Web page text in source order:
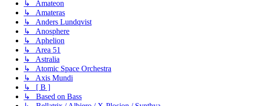
↳ Amateon
↳ Amateras
↳ Anders Lundqvist
↳ Anosphere
↳ Aphelion
↳ Area 51
↳ Astralia
↳ Atomic Space Orchestra
↳ Axis Mundi
↳ [ B ]
↳ Based on Bass